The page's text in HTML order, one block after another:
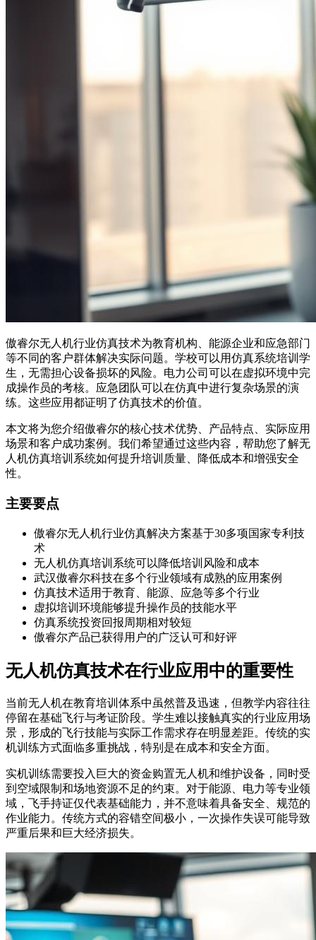
傲睿尔无人机行业仿真技术为教育机构、能源企业和应急部门
等不同的客户群体解决实际问题。学校可以用仿真系统培训学
生，无需担心设备损坏的风险。电力公司可以在虚拟环境中完
成操作员的考核。应急团队可以在仿真中进行复杂场景的演
练。这些应用都证明了仿真技术的价值。
本文将为您介绍傲睿尔的核心技术优势、产品特点、实际应用
场景和客户成功案例。我们希望通过这些内容，帮助您了解无
人机仿真培训系统如何提升培训质量、降低成本和增强安全
性。
主要要点
傲睿尔无人机行业仿真解决方案基于30多项国家专利技
术
无人机仿真培训系统可以降低培训风险和成本
武汉傲睿尔科技在多个行业领域有成熟的应用案例
仿真技术适用于教育、能源、应急等多个行业
虚拟培训环境能够提升操作员的技能水平
仿真系统投资回报周期相对较短
傲睿尔产品已获得用户的广泛认可和好评
无人机仿真技术在行业应用中的重要性
当前无人机在教育培训体系中虽然普及迅速，但教学内容往往
停留在基础飞行与考证阶段。学生难以接触真实的行业应用场
景，形成的飞行技能与实际工作需求存在明显差距。传统的实
机训练方式面临多重挑战，特别是在成本和安全方面。
实机训练需要投入巨大的资金购置无人机和维护设备，同时受
到空域限制和场地资源不足的约束。对于能源、电力等专业领
域，飞手持证仅代表基础能力，并不意味着具备安全、规范的
作业能力。传统方式的容错空间极小，一次操作失误可能导致
严重后果和巨大经济损失。